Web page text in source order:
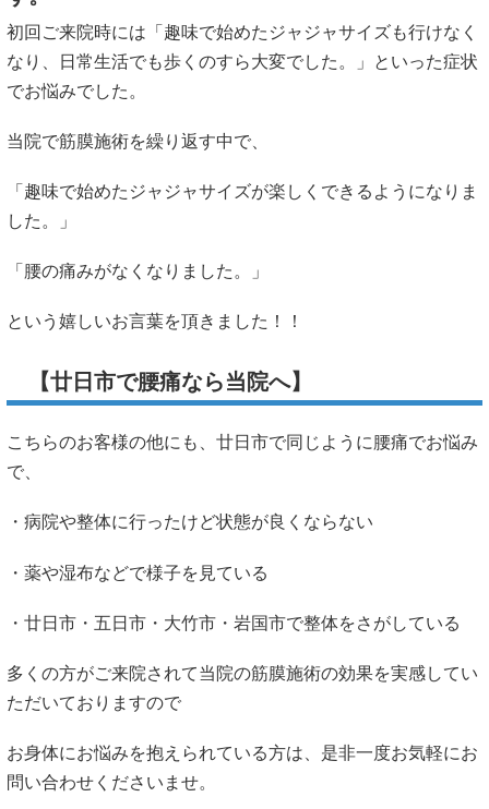
初回ご来院時には「趣味で始めたジャジャサイズも行けなく
なり、日常生活でも歩くのすら大変でした。」といった症状
でお悩みでした。
当院で筋膜施術を繰り返す中で、
「趣味で始めたジャジャサイズが楽しくできるようになりま
した。」
「腰の痛みがなくなりました。」
という嬉しいお言葉を頂きました！！
【廿日市で腰痛なら当院へ】
こちらのお客様の他にも、廿日市で同じように腰痛でお悩み
で、
・病院や整体に行ったけど状態が良くならない
・薬や湿布などで様子を見ている
・廿日市・五日市・大竹市・岩国市で整体をさがしている
多くの方がご来院されて当院の筋膜施術の効果を実感してい
ただいておりますので
お身体にお悩みを抱えられている方は、是非一度お気軽にお
問い合わせくださいませ。